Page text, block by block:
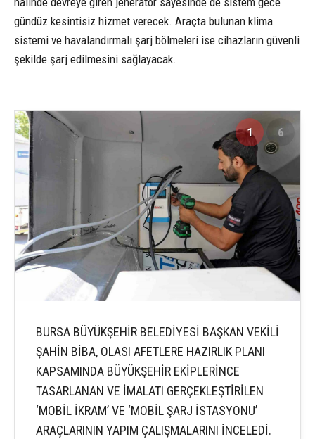
gündüz kesintisiz hizmet verecek. Araçta bulunan klima
sistemi ve havalandırmalı şarj bölmeleri ise cihazların güvenli
şekilde şarj edilmesini sağlayacak.
1 6
BURSA BÜYÜKŞEHİR BELEDİYESİ BAŞKAN VEKİLİ
ŞAHİN BİBA, OLASI AFETLERE HAZIRLIK PLANI
KAPSAMINDA BÜYÜKŞEHİR EKİPLERİNCE
TASARLANAN VE İMALATI GERÇEKLEŞTİRİLEN
‘MOBİL İKRAM’ VE ‘MOBİL ŞARJ İSTASYONU’
ARAÇLARININ YAPIM ÇALIŞMALARINI İNCELEDİ.